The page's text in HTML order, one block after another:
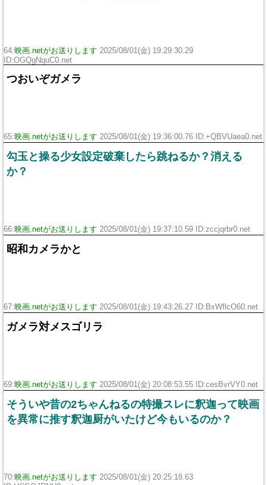
64:映画.netがお送りします 2025/08/01(金) 19:29:30.29
ID:OGQgNquC0.net
つおいぞガメラ
65:映画.netがお送りします 2025/08/01(金) 19:36:00.76 ID:+QBVUaea0.net
勾玉と操る少女設定破棄したら跳ねるか？消える
か？
66:映画.netがお送りします 2025/08/01(金) 19:37:10.59 ID:zccjqrbr0.net
昭和カメラかと
67:映画.netがお送りします 2025/08/01(金) 19:43:26.27 ID:BxWflcO60.net
ガメラ対メスゴリラ
69:映画.netがお送りします 2025/08/01(金) 20:08:53.55 ID:cesBvrVY0.net
そういや昔の2ちゃんねるの特撮スレに釈迦って映画
を異常に推す釈迦厨がいたけど今もいるのか？
70:映画.netがお送りします 2025/08/01(金) 20:25:18.63